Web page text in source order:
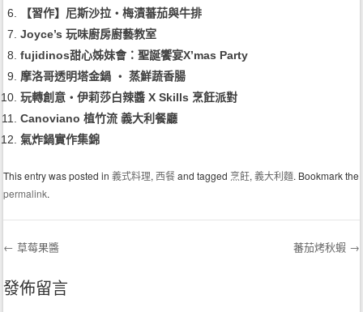
【習作】尼斯沙拉‧梅漬蕃茄與牛排
Joyce’s 玩味廚房廚藝教室
fujidinos甜心姊妹會：聖誕饗宴X’mas Party
摩洛哥透明塔金鍋 ‧ 蒸鮮蔬香腸
玩轉創意‧伊莉莎白辣醬 X Skills 烹飪派對
Canoviano 植竹流 義大利餐廳
氣炸鍋實作集錦
This entry was posted in義式料理,西餐and tagged 烹飪,義大利麵. Bookmark the
permalink.
Post navigation
← 草莓果醬 蕃茄烤秋蝦 →
發佈留言